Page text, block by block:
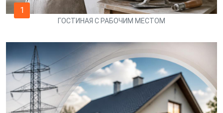
1
ГОСТИНАЯ С РАБОЧИМ МЕСТОМ